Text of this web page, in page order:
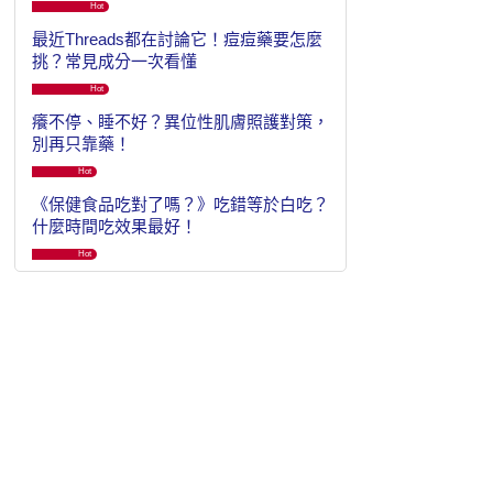
Hot
最近Threads都在討論它！痘痘藥要怎麼
挑？常見成分一次看懂
Hot
癢不停、睡不好？異位性肌膚照護對策，
別再只靠藥！
Hot
《保健食品吃對了嗎？》吃錯等於白吃？
什麼時間吃效果最好！
Hot